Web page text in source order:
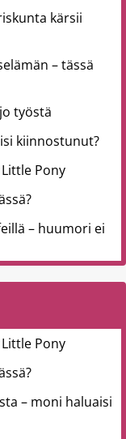
kärsii
– tässä
työstä
kiinnostunut?
Pony
– huumori ei
Pony
– moni haluaisi